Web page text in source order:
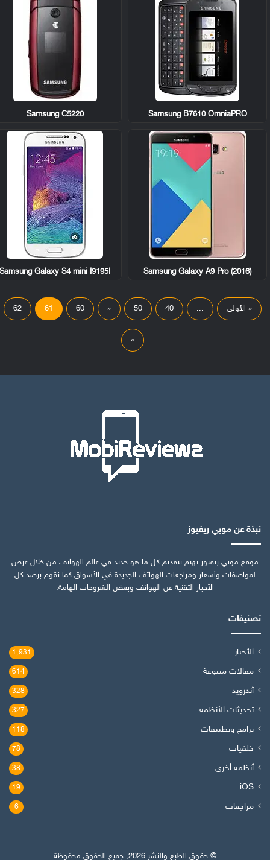
Samsung B7610 OmniaPRO
Samsung C5220
Samsung Galaxy A9 Pro (2016)
Samsung Galaxy S4 mini I9195I
« الأولى ...
40
50
«
60
61
62
»
نبذة عن موبي ريفيوز
موقع موبي ريفيوز يهتم بتقديم كل ما هو جديد في عالم الهواتف من خلال عرض
لمواصفات وأسعار ومراجعات الهواتف الجديدة في الأسواق كما نقوم برصد كل
الأخبار التقنية عن الهواتف وبعض الشروحات الهامة.
تصنيفات
الأخبار 1٬931
مقالات متنوعة 614
أندرويد 328
تحديثات الأنظمة 327
برامج وتطبيقات 118
خلفيات 78
أنظمة أخرى 38
iOS
19
مراجعات 6
© حقوق الطبع والنشر 2026, جميع الحقوق محفوظة